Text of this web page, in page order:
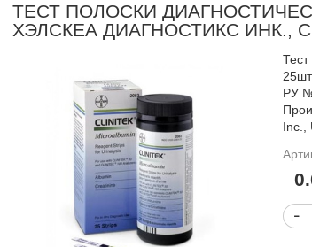
ТЕСТ ПОЛОСКИ
ХЭЛСКЕА ДИАГНОСТИКС ИНК.,
РУ
Inc.,